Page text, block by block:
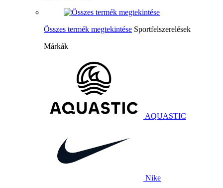
Összes termék megtekintése Sportfelszerelések
Márkák
AQUASTIC
Nike